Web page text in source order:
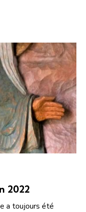
2022
a toujours été